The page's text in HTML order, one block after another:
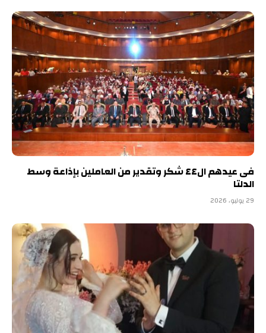
فى عيدهم ال٤٤ شكر وتقدير من العاملين بإذاعة وسط
الدلتا
29 يوليو، 2026